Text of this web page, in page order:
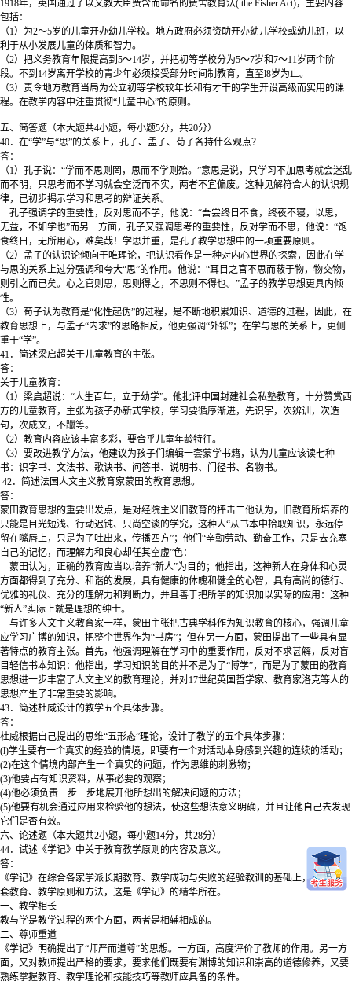
1918年，英国通过了以文教大臣费含而命名的费舍教育法( the Fisher Act)，主要内容
包括：
（1）为2～5岁的儿童开办幼儿学校。地方政府必须资助开办幼儿学校或幼儿班，以
利于从小发展儿童的体质和智力。
（2）把义务教育年限提高到5～14岁，并把初等学校分为5～7岁和7～11岁两个阶
段。不到14岁离开学校的青少年必须接受部分时间制教育，直至l8岁为止。
（3）责令地方教育当局为公立初等学校较年长和有才干的学生开设高级而实用的课
程。在教学内容中注重贯彻“儿童中心”的原则。
五、简答题（本大题共4小题，每小题5分，共20分）
40．在“学”与“思”的关系上，孔子、孟子、荀子各持什么观点？
答：
（1）孔子说：“学而不思则罔，思而不学则殆。”意思是说，只学习不加思考就会迷乱
而不明，只思考而不学习就会空泛而不实，两者不宜偏废。这种见解符合人的认识规
律，已初步揭示学习和思考的辩证关系。
孔子强调学的重要性，反对思而不学，他说：“吾尝终日不食，终夜不寝，以思，
无益，不如学也”而另一方面，孔子又强调思考的重要性，反对学而不思，他说：“饱
食终日，无所用心，难矣哉！学思并重，是孔子教学思想中的一项重要原则。
（2）孟子的认识论倾向于唯理论，把认识看作是一种对内心世界的探索，因此在学
与思的关系上过分强调和夸大“思”的作用。他说：“耳目之官不思而蔽于物，物交物，
则引之而已矣。心之官则思，思则得之，不思则不得也。”孟子的教学思想更具内倾
性。
（3）荀子认为教育是“化性起伪”的过程，是不断地积累知识、道德的过程，因此，在
教育思想上，与孟子“内求”的思路相反，他更强调“外铄”；在学与思的关系上，更侧
重于“学”。
41．简述梁启超关于儿童教育的主张。
答：
关于儿童教育：
（1）梁启超说：“人生百年，立于幼学”。他批评中国封建社会私塾教育，十分赞赏西
方的儿童教育，主张为孩子办新式学校，学习要循序渐进，先识字，次辨训，次造
句，次成文，不躐等。
（2）教育内容应该丰富多彩，要合乎儿童年龄特征。
（3）要改进教学方法，他建议为孩子们编辑一套蒙学书籍，认为儿童应该读七种
书：识字书、文法书、歌诀书、问答书、说明书、门径书、名物书。
42．简述法国人文主义教育家蒙田的教育思想。
答：
蒙田教育思想的重要出发点，是对经院主义旧教育的抨击二他认为，旧教育所培养的
只能是目光短浅、行动迟钝、只尚空谈的学究，这种人“从书本中拾取知识，永远停
留在嘴唇上，只是为了吐出来，传播四方”；他们“辛勤劳动、勤奋工作，只是去充塞
自己的记忆，而理解力和良心却任其空虚”色：
蒙田认为，正确的教育应当以培养“新人”为目的；他指出，这神新人在身体和心灵
方面都得到了充分、和谐的发展，具有健康的体魄和健全的心智，具有高尚的德行、
优雅的礼仪、充分的理解力和判断力，并且善于把所学的知识加以实际的应用：这种
“新人”实际上就是理想的绅士。
与许多人文主义教育家一样，蒙田主张把古典学科作为知识教育的核心，强调儿童
应学习广博的知识，把整个世界作为“书房”；但在另一方面，蒙田提出了一些具有显
著特点的教育主张。首先，他强调理解在学习中的重要作用，反对不求甚解，反对盲
目轻信书本知识：他指出，学习知识的目的并不是为了“博学”，而是为了蒙田的教育
思想进一步丰富了人文主义的教育理论，并对17世纪英国哲学家、教育家洛克等人的
思想产生了非常重要的影响。
43．简述杜威设计的教学五个具体步骤。
答：
杜威根据自己提出的思维“五形态”理论，设计了教学的五个具体步骤：
(l)学生要有一个真实的经验的情境，即要有一个对活动本身感到兴趣的连续的活动；
(2)在这个情境内部产生一个真实的问题，作为思维的刺激物；
(3)他要占有知识资料，从事必要的观察；
(4)他必须负责一步一步地展开他所想出的解决问题的方法；
(5)他要有机会通过应用来检验他的想法，使这些想法意义明确，并且让他自己去发现
它们是否有效。
六、论述题（本大题共2小题，每小题14分，共28分）
44．试述《学记》中关于教育教学原则的内容及意义。
答：
《学记》在综合各家学派长期教育、教学成功与失败的经验教训的基础上，总结了一
套教育、教学原则和方法，这是《学记》的精华所在。
一、教学相长
教与学是教学过程的两个方面，两者是相辅相成的。
二、尊师重道
《学记》明确提出了“师严而道尊”的思想。一方面，高度评价了教师的作用。另一方
面，又对教师提出严格的要求，要求他们既要有渊博的知识和崇高的道德修养，又要
熟练掌握教育、教学理论和技能技巧等教师应具备的条件。